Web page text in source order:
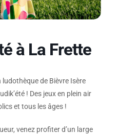
à La Frette
ludothèque de Bièvre Isère
! Des jeux en plein air
et tous les âges !
venez profiter d’un large